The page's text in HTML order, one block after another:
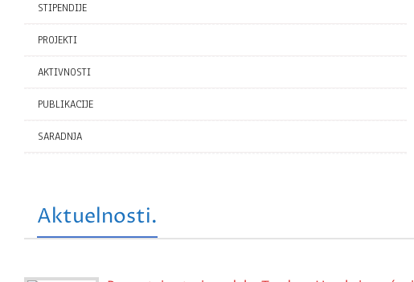
STIPENDIJE
PROJEKTI
AKTIVNOSTI
PUBLIKACIJE
SARADNJA
Aktuelnosti.